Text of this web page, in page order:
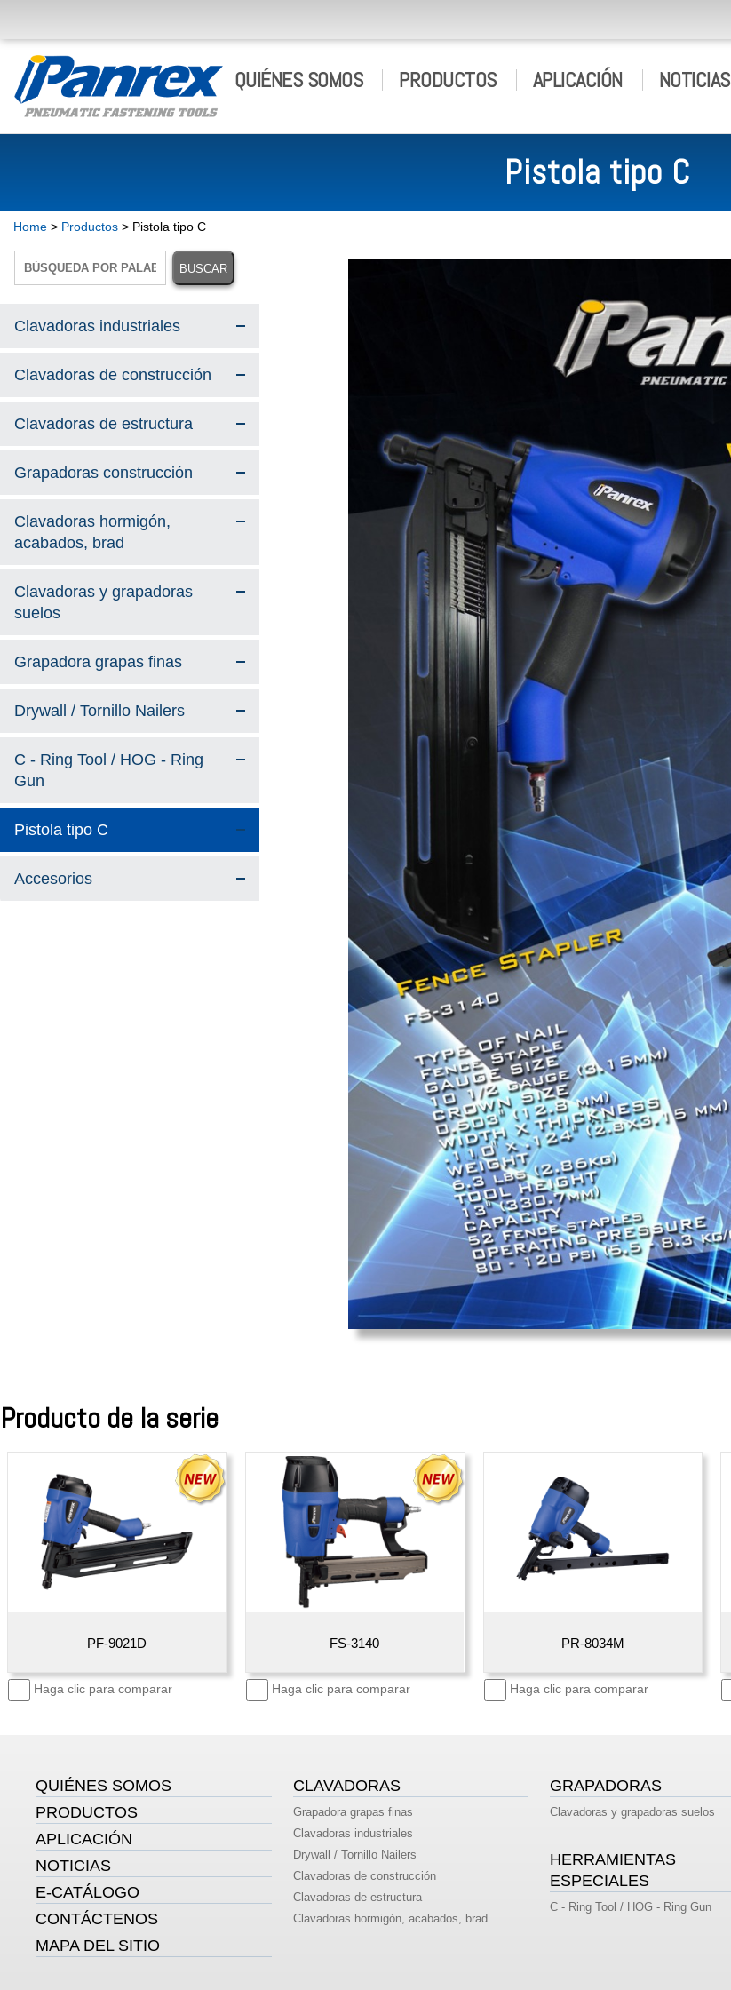
QUIÉNES SOMOS PRODUCTOS APLICACIÓN NOTICIAS
Pistola tipo C
Home > Productos > Pistola tipo C
Clavadoras industriales
Clavadoras de construcción
Clavadoras de estructura
Grapadoras construcción
Clavadoras hormigón,
acabados, brad
Clavadoras y grapadoras
suelos
Grapadora grapas finas
Drywall / Tornillo Nailers
C - Ring Tool / HOG - Ring
Gun
Pistola tipo C
Accesorios
Producto de la serie
Haga clic para comparar
PF-9021D
Haga clic para comparar
FS-3140
Haga clic para comparar
PR-8034M
QUIÉNES SOMOS
PRODUCTOS
APLICACIÓN
NOTICIAS
E-CATÁLOGO
CONTÁCTENOS
MAPA DEL SITIO
CLAVADORAS
Grapadora grapas finas
Clavadoras industriales
Drywall / Tornillo Nailers
Clavadoras de construcción
Clavadoras de estructura
Clavadoras hormigón, acabados, brad
GRAPADORAS
Clavadoras y grapadoras suelos
HERRAMIENTAS
ESPECIALES
C - Ring Tool / HOG - Ring Gun